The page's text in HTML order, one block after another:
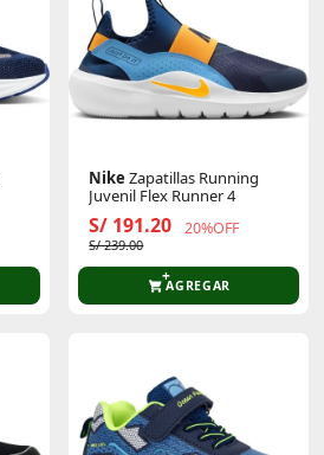
Nike Zapatillas Running
Juvenil Flex Runner 4
S/ 191.20 20%OFF
S/ 239.00
AGREGAR